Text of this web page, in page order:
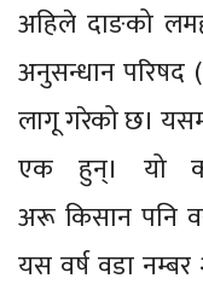
अहिले दाङको
अनुसन्धान परिषद
लागू गरेको छ।
एक हुन्। यो
अरू किसान पनि
यस वर्ष वडा